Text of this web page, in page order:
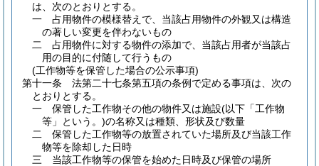
は、次のとおりとする。
一
占用物件の模様替えで、当該占用物件の外観又は構造
の著しい変更を伴わないもの
二
占用物件に対する物件の添加で、当該占用者が当該占
用の目的に付随して行うもの
(工作物等を保管した場合の公示事項)
第十一条
法第二十七条第五項の条例で定める事項は、次の
とおりとする。
一
保管した工作物その他の物件又は施設(以下「工作物
等」という。)の名称又は種類、形状及び数量
二
保管した工作物等の放置されていた場所及び当該工作
物等を除却した日時
三
当該工作物等の保管を始めた日時及び保管の場所